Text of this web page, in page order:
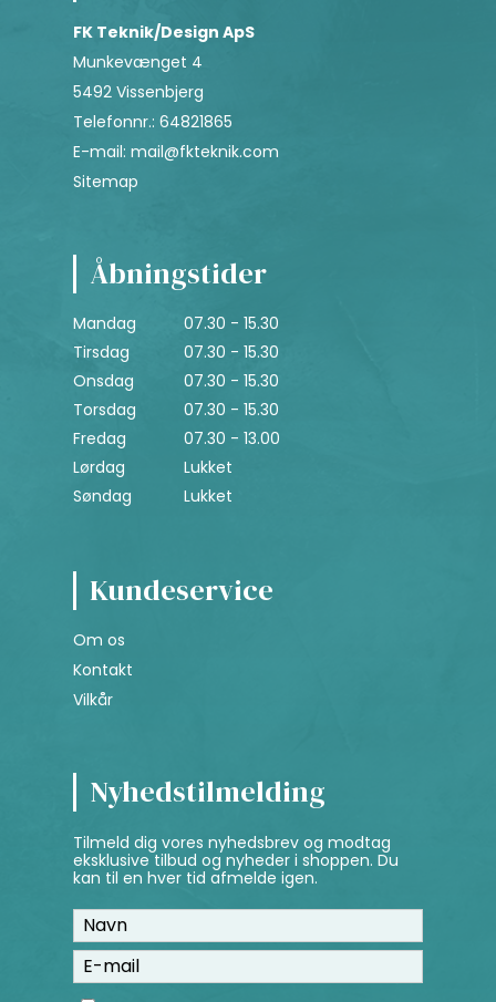
FK Teknik/Design ApS
Munkevænget 4
5492 Vissenbjerg
Telefonnr.: 64821865
E-mail: mail@fkteknik.com
Sitemap
Åbningstider
Mandag
07.30 - 15.30
Tirsdag
07.30 - 15.30
Onsdag
07.30 - 15.30
Torsdag
07.30 - 15.30
Fredag
07.30 - 13.00
Lørdag
Lukket
Søndag
Lukket
Kundeservice
Om os
Kontakt
Vilkår
Nyhedstilmelding
Tilmeld dig vores nyhedsbrev og modtag
eksklusive tilbud og nyheder i shoppen. Du
kan til en hver tid afmelde igen.